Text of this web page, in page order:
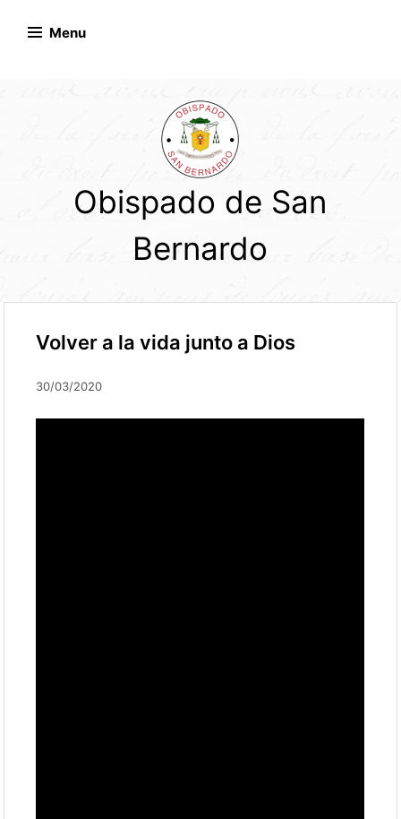
Menu
Obispado de San
Bernardo
Volver a la vida junto a Dios
30/03/2020